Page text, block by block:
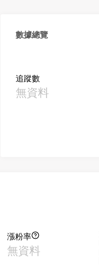
數據總覽
追蹤數
無資料
漲粉率
無資料